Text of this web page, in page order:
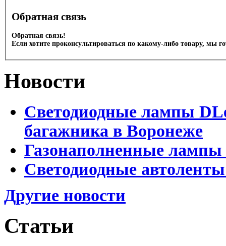
Обратная связь
Обратная связь!
Если хотите проконсультироваться по какому-либо товару, мы
Новости
Светодиодные лампы
багажника в Воронеже
Газонаполненные
Светодиодные
Другие новости
Статьи